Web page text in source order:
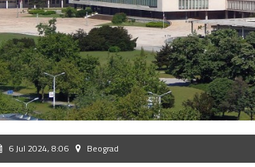
6 Jul 2024, 8:06 Beograd